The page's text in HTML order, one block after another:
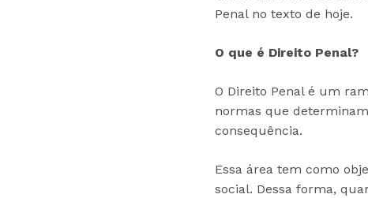
Penal no texto de hoje.
O que é Direito Penal?
O Direito Penal é um
normas que
consequência.
Essa área tem como
social. Dessa forma,